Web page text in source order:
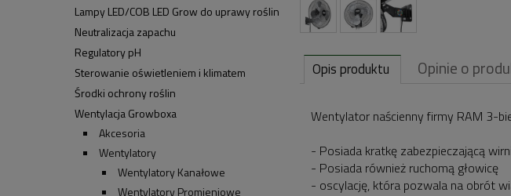
Lampy LED/COB LED Grow do uprawy roślin
Neutralizacja zapachu
Regulatory pH
Sterowanie oświetleniem i klimatem
Środki ochrony roślin
Wentylacja Growboxa
Akcesoria
Wentylatory
Wentylatory Kanałowe
Wentylatory Promieniowe
Opis produktu Opinie o
Wentylator naścienny firmy RAM 3-
- Posiada kratkę zabezpieczającą
- Posiada również ruchomą głowicę
- oscylację, która pozwala na obrót